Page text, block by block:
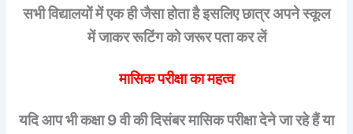
सभी विद्यालयों में एक ही जैसा होता है इसलिए छात्र अपने स्कूल
में जाकर रूटिंग को जरूर पता कर लें
मासिक परीक्षा का महत्व
यदि आप भी कक्षा 9 वी की दिसंबर मासिक परीक्षा देने जा रहे हैं या